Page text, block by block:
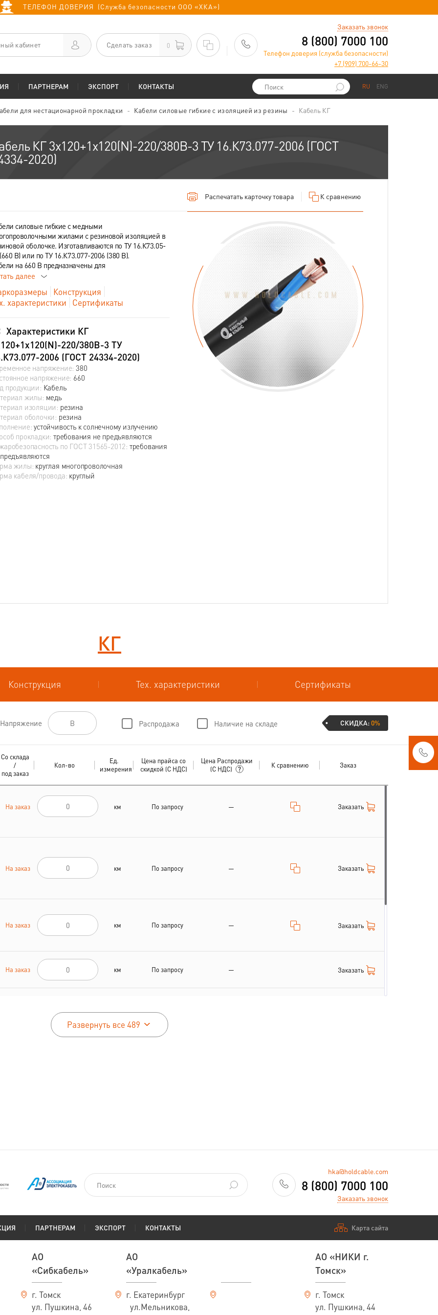
ТЕЛЕФОН ДОВЕРИЯ (Служба безопасности ООО «ХКА»)
кабинет Сделать заказ 0
Заказать звонок
8 (800) 7000 100
Телефон доверия (служба безопасности)
+7 (909) 700-66-30
ПАРТНЕРАМ ЭКСПОРТ КОНТАКТЫ RU ENG
для нестационарной прокладки Кабели силовые гибкие с изоляцией из резины Кабель КГ
КГ 3х120+1х120(N)-220/380В-3 ТУ 16.К73.077-2006 (ГОСТ
2020)
Распечатать карточку товара К сравнению
силовые гибкие с медными
жилами с резиновой изоляцией в
оболочке. Изготавливаются по ТУ 16.К73.05-
В) или по ТУ 16.К73.077-2006 (380 В).
на 660 В предназначены для
далее
Конструкция
характеристики
Сертификаты
Характеристики КГ
220/380В-3 ТУ
2006 (ГОСТ 24334-2020)
напряжение: 380
напряжение: 660
продукции: Кабель
жилы: медь
изоляции: резина
оболочки: резина
устойчивость к солнечному излучению
прокладки: требования не предъявляются
по ГОСТ 31565-2012: требования
жилы: круглая многопроволочная
кабеля/провода: круглый
КГ
Конструкция Тех. характеристики Сертификаты
Напряжение Распродажа Наличие на складе СКИДКА:0%
Со склада
/
под заказ
Кол-во
Ед.
измерения
Цена прайса со
скидкой (С НДС)
Цена Распродажи
(С НДС)
К сравнению Заказ
На заказ км По запросу — Заказать
На заказ км По запросу — Заказать
На заказ км По запросу — Заказать
На заказ км По запросу — Заказать
По запросу
Развернуть все 489
hka@holdcable.com
8 (800) 7000 100
Заказать звонок
ПАРТНЕРАМ ЭКСПОРТ КОНТАКТЫ Карта сайта
АО
«Сибкабель»
г. Томск
ул. Пушкина, 46
АО
«Уралкабель»
г. Екатеринбург
ул.Мельникова,
АО «НИКИ г.
Томск»
г. Томск
ул. Пушкина, 44